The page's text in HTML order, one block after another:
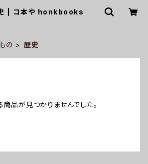
| コ本や honkbooks
の 歴史
商品が見つかりませんでした。